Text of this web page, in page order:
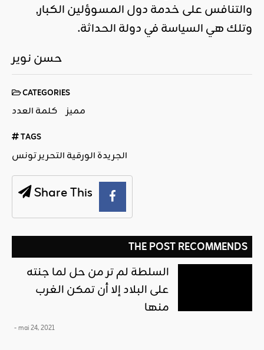
والتنافس على خدمة دول المسوؤلين الكبار,
وتلك هي السياسة في دولة الحداثة.
حسن نوير
CATEGORIES
كلمة العدد مميز
TAGS
الجريدة الورقية التحرير تونس
Share This
THE POST RECOMMENDS
السلطة لم تر من حل لما جنته
على البلاد إلا أن تمكن الغرب
منها
- mai 24, 2021